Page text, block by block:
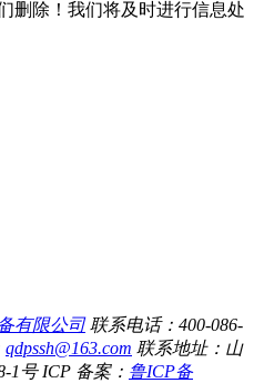
删除！我们将及时进行信息处
有限公司 联系电话：400-086-
qdpssh@163.com 联系地址：山
1号 ICP 备案： 鲁ICP备